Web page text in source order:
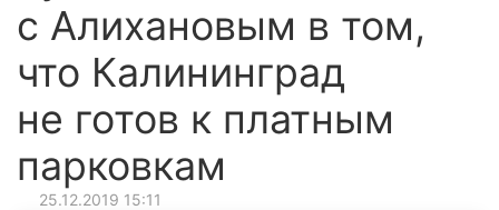
с Алихановым в том,
что Калининград
не готов к платным
парковкам
25.12.2019 15:11